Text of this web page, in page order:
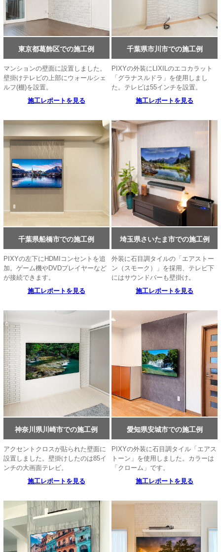
東京都葛飾区での施工例
マンションの壁面に設置しました。
壁掛けテレビの上部にウォールシェ
ルフ(棚)を設置。
施工レポートを見る
千葉県市川市での施工例
PIXYの外装にLIXILのエコカラット
「グラナスルドラ」を使用しまし
た。テレビは55インチを設置。
施工レポートを見る
千葉県船橋市での施工例
PIXYの左下にHDMIコンセントを追
加。ゲーム機やDVDプレイヤーなど
が接続できます。
施工レポートを見る
埼玉県さいたま市での施工例
外装に石目調タイルの「エアストー
ン（スモーク）」を採用、テレビ下
にはサウンドバーも壁掛け。
施工レポートを見る
神奈川県川崎市での施工例
アクセントクロスが貼られた壁面に
設置しました。壁掛けしたのは85イ
ンチの大画面テレビ。
施工レポートを見る
愛知県安城市での施工例
PIXYの外装に石目調タイル「エアス
トーン」を使用しました。カラーは
「クローム」です。
施工レポートを見る